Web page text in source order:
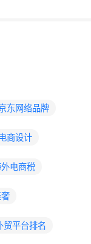
东网络品牌
商设计
电商税
贸平台排名